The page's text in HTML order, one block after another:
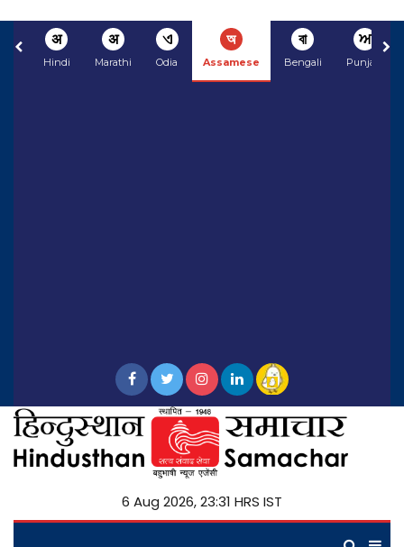
अ
Hindi
अ
Marathi
ଏ
Odia
অ
Assamese
বা
Bengali
ਅ
Punjabi
6 Aug 2026, 23:32 HRS IST